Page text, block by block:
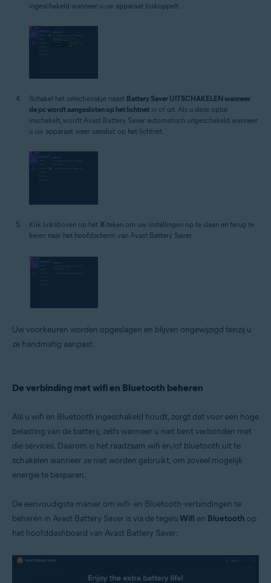
ingeschakeld wanneer u uw apparaat loskoppelt.
Schakel het selectievakje naast Battery Saver UITSCHAKELEN wanneer
de pc wordt aangesloten op het lichtnet in of uit. Als u deze optie
inschakelt, wordt Avast Battery Saver automatisch uitgeschakeld wanneer
u uw apparaat weer aansluit op het lichtnet.
Klik linksboven op het X-teken om uw instellingen op te slaan en terug te
keren naar het hoofdscherm van Avast Battery Saver.
Uw voorkeuren worden opgeslagen en blijven ongewijzigd tenzij u
ze handmatig aanpast.
De verbinding met wifi en Bluetooth beheren
Als u wifi en Bluetooth ingeschakeld houdt, zorgt dat voor een hoge
belasting van de batterij, zelfs wanneer u niet bent verbonden met
die services. Daarom is het raadzaam wifi en/of bluetooth uit te
schakelen wanneer ze niet worden gebruikt, om zoveel mogelijk
energie te besparen.
De eenvoudigste manier om wifi- en Bluetooth-verbindingen te
beheren in Avast Battery Saver is via de tegelsWifi en Bluetooth op
het hoofddashboard van Avast Battery Saver: